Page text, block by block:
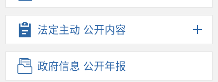
法定主动 公开内容
政府信息 公开年报